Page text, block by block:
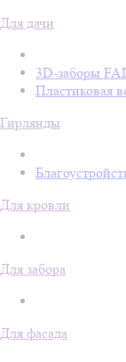
Для дачи
3D-заборы
Пластиковая
Гирлянды
Для кровли
Для забора
Для фасада